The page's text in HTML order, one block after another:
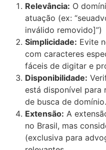
Relevância: O
atuação (ex:
inválido removido]”)
Simplicidade: Evite
com caracteres
fáceis de digitar e
Disponibilidade:
está disponível para
de busca de domínio.
Extensão: A
no Brasil, mas
(exclusiva para